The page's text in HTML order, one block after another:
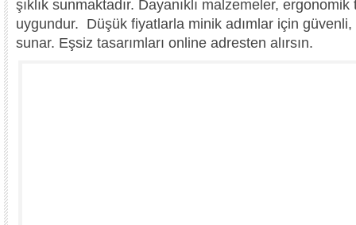
şıklık sunmaktadır. Dayanıklı malzemeler,
uygundur. Düşük fiyatlarla minik adımlar için
sunar. Eşsiz tasarımları online adresten alırsın.